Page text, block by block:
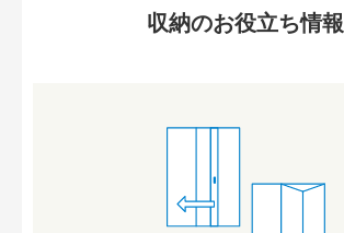
収納のお役立ち情報